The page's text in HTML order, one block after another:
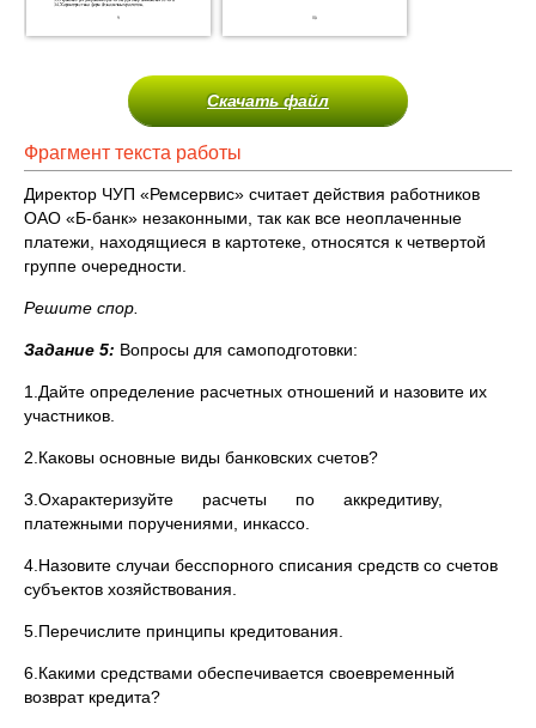
Скачать файл
Фрагмент текста работы
Директор ЧУП «Ремсервис» считает действия работников
ОАО «Б-банк» незаконными, так как все неоплаченные
платежи, находящиеся в картотеке, относятся к четвертой
группе очередности.
Решите спор.
Задание 5: Вопросы для самоподготовки:
1.Дайте определение расчетных отношений и назовите их
участников.
2.Каковы основные виды банковских счетов?
3.Охарактеризуйте расчеты по аккредитиву,
платежными поручениями, инкассо.
4.Назовите случаи бесспорного списания средств со счетов
субъектов хозяйствования.
5.Перечислите принципы кредитования.
6.Какими средствами обеспечивается своевременный
возврат кредита?